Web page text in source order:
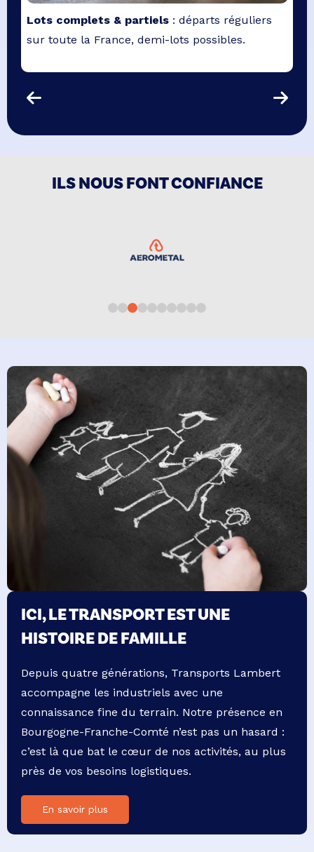
Lots complets & partiels: départs réguliers
sur toute la France, demi-lots possibles.
ILS NOUS FONT CONFIANCE
ICI, LE TRANSPORT EST UNE
HISTOIRE DE FAMILLE
Depuis quatre générations, Transports Lambert
accompagne les industriels avec une
connaissance fine du terrain. Notre présence en
Bourgogne-Franche-Comté n’est pas un hasard :
c’est là que bat le cœur de nos activités, au plus
près de vos besoins logistiques.
En savoir plus